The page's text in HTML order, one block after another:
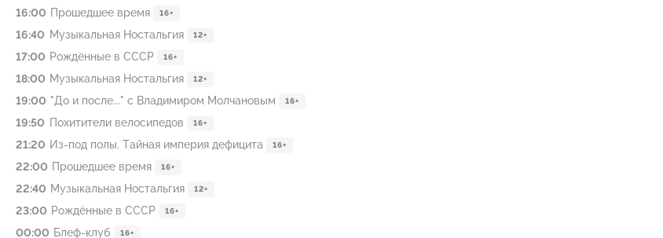
16:00 Прошедшее время 16+
16:40 Музыкальная Ностальгия 12+
17:00 Рождённые в СССР 16+
18:00 Музыкальная Ностальгия 12+
19:00 "До и после..." с Владимиром Молчановым 16+
19:50 Похитители велосипедов 16+
21:20 Из-под полы. Тайная империя дефицита 16+
22:00 Прошедшее время 16+
22:40 Музыкальная Ностальгия 12+
23:00 Рождённые в СССР 16+
00:00 Блеф-клуб 16+